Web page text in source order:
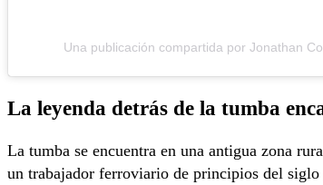
Una publicación compartida por Jonathan
La leyenda detrás de la tumba
La tumba se encuentra en una antigua zona
un trabajador ferroviario de principios del